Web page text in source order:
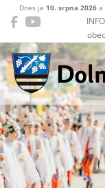
Dnes je 10. srpna 2026a
Dolní